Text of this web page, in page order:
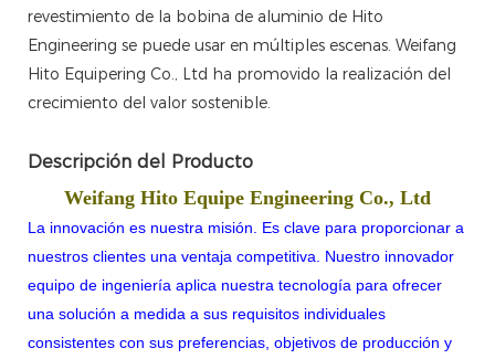
revestimiento de la bobina de aluminio de Hito
Engineering se puede usar en múltiples escenas. Weifang
Hito Equipering Co., Ltd ha promovido la realización del
crecimiento del valor sostenible.
Descripción del Producto
Weifang Hito Equipe Engineering Co., Ltd
La innovación es nuestra misión. Es clave para proporcionar a
nuestros clientes una ventaja competitiva. Nuestro innovador
equipo de ingeniería aplica nuestra tecnología para ofrecer
una solución a medida a sus requisitos individuales
consistentes con sus preferencias, objetivos de producción y